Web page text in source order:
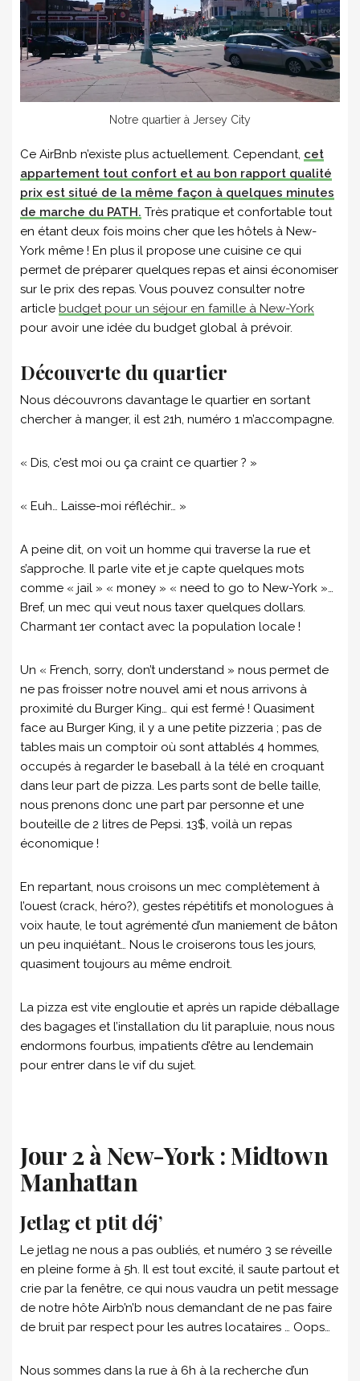
Notre quartier à Jersey City
Ce AirBnb n’existe plus actuellement. Cependant, cet
appartement tout confort et au bon rapport qualité
prix est situé de la même façon à quelques minutes
de marche du PATH. Très pratique et confortable tout
en étant deux fois moins cher que les hôtels à New-
York même ! En plus il propose une cuisine ce qui
permet de préparer quelques repas et ainsi économiser
sur le prix des repas. Vous pouvez consulter notre
article budget pour un séjour en famille à New-York
pour avoir une idée du budget global à prévoir.
Découverte du quartier
Nous découvrons davantage le quartier en sortant
chercher à manger, il est 21h, numéro 1 m’accompagne.
« Dis, c’est moi ou ça craint ce quartier ? »
« Euh… Laisse-moi réfléchir… »
A peine dit, on voit un homme qui traverse la rue et
s’approche. Il parle vite et je capte quelques mots
comme « jail » « money » « need to go to New-York »…
Bref, un mec qui veut nous taxer quelques dollars.
Charmant 1er contact avec la population locale !
Un « French, sorry, don’t understand » nous permet de
ne pas froisser notre nouvel ami et nous arrivons à
proximité du Burger King… qui est fermé ! Quasiment
face au Burger King, il y a une petite pizzeria ; pas de
tables mais un comptoir où sont attablés 4 hommes,
occupés à regarder le baseball à la télé en croquant
dans leur part de pizza. Les parts sont de belle taille,
nous prenons donc une part par personne et une
bouteille de 2 litres de Pepsi. 13$, voilà un repas
économique !
En repartant, nous croisons un mec complètement à
l’ouest (crack, héro?), gestes répétitifs et monologues à
voix haute, le tout agrémenté d’un maniement de bâton
un peu inquiétant… Nous le croiserons tous les jours,
quasiment toujours au même endroit.
La pizza est vite engloutie et après un rapide déballage
des bagages et l’installation du lit parapluie, nous nous
endormons fourbus, impatients d’être au lendemain
pour entrer dans le vif du sujet.
Jour 2 à New-York : Midtown
Manhattan
Jetlag et ptit déj’
Le jetlag ne nous a pas oubliés, et numéro 3 se réveille
en pleine forme à 5h. Il est tout excité, il saute partout et
crie par la fenêtre, ce qui nous vaudra un petit message
de notre hôte Airb’n’b nous demandant de ne pas faire
de bruit par respect pour les autres locataires … Oops…
Nous sommes dans la rue à 6h à la recherche d’un